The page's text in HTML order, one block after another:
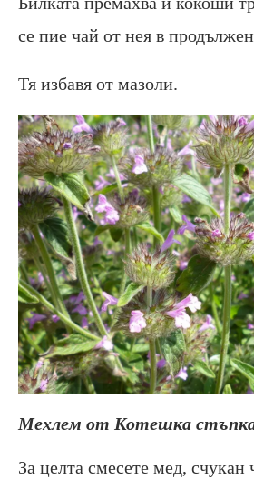
се пие чай от нея в
Тя избавя от мазоли.
Мехлем от Котешка
За целта смесете мед, счукан